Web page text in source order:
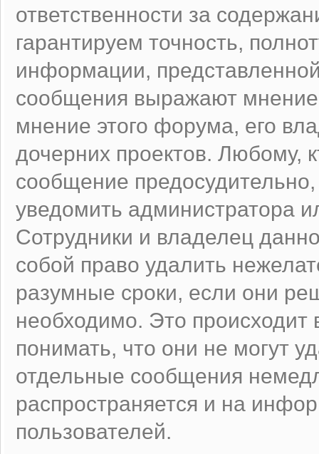
ответственности за
гарантируем точность,
информации,
сообщения выражают мнение
мнение этого форума, его
дочерних проектов. Любому,
сообщение
уведомить администратора
Сотрудники и владелец
собой право удалить
разумные сроки, если они
необходимо. Это происходит
понимать, что они не могут
отдельные сообщения
распространяется и на
пользователей.